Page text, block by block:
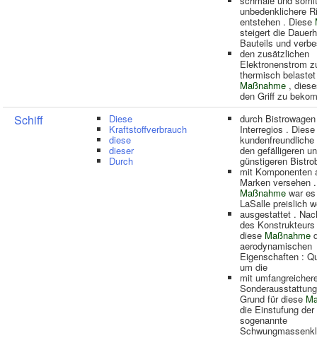
unbedenklichere
entstehen . Diese
steigert die
Bauteils und
den zusätzlichen
Elektronenstrom
thermisch
Maßnahme ,
den Griff zu
Schiff Diese
Kraftstoffverbrauch
diese
dieser
Durch
durch
Interregios .
kundenfreundliche
den gefälligeren
günstigeren
mit Komponenten
Marken versehen
Maßnahme war
LaSalle preislich
ausgestattet .
des
diese Maßnahme
aerodynamischen
Eigenschaften :
um die
mit
Grund für diese
die Einstufung
sogenannte